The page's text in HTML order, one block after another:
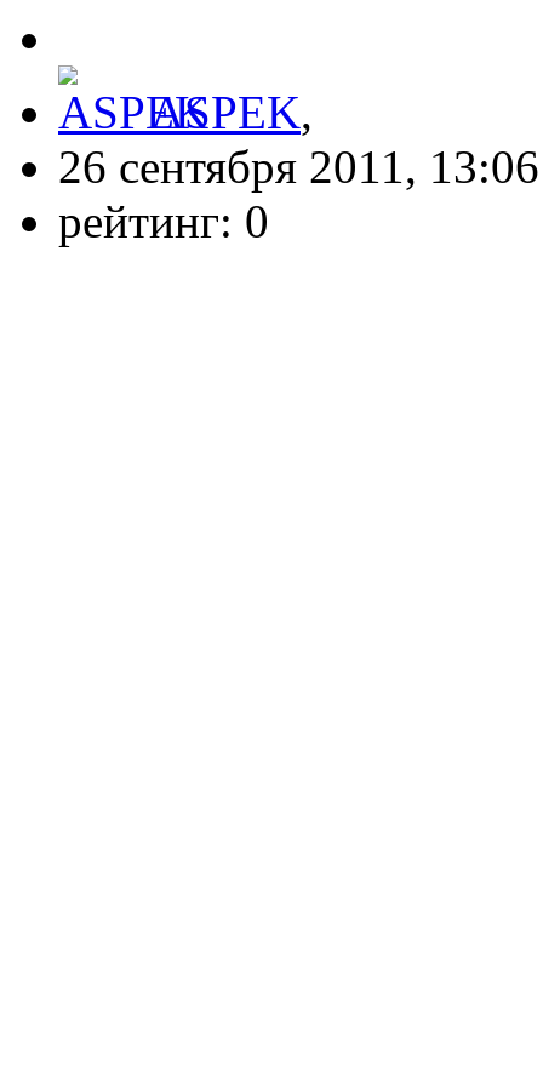
ASPEK,
26 сентября 2011, 13:06
рейтинг: 0